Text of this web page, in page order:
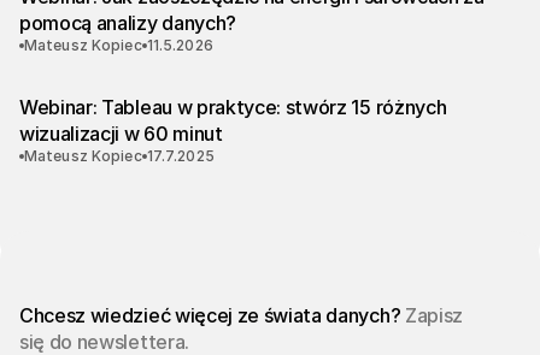
pomocą analizy danych?
Mateusz Kopiec 11.5.2026
Webinar: Tableau w praktyce: stwórz 15 różnych
wizualizacji w 60 minut
Mateusz Kopiec 17.7.2025
Chcesz wiedzieć więcej ze świata danych? Zapisz
się do newslettera.